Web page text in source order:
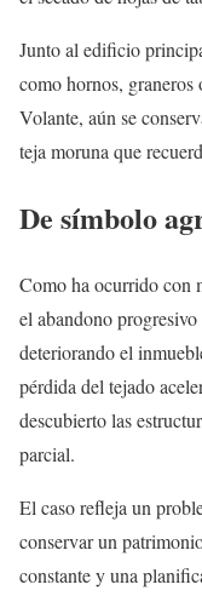
Junto al edificio
como hornos,
Volante, aún se
teja moruna que
De símbolo
Como ha ocurrido con
el abandono
deteriorando el
pérdida del tejado
descubierto las
parcial.
El caso refleja un
conservar un
constante y una